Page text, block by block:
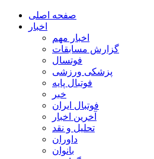
صفحه اصلی
اخبار
اخبار مهم
گزارش مسابقات
فوتسال
پزشکی ورزشی
فوتبال پایه
خبر
فوتبال ایران
آخرین اخبار
تحلیل و نقد
داوران
بانوان